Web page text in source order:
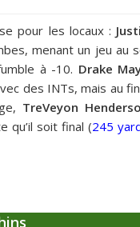
pour les locaux :
menant un jeu au
à -10. Drake
des INTs, mais au
TreVeyon
qu’il soit final (245